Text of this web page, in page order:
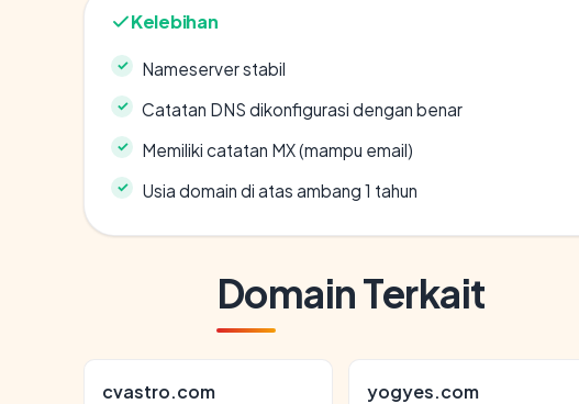
Kelebihan
Nameserver stabil
Catatan DNS dikonfigurasi dengan benar
Memiliki catatan MX (mampu email)
Usia domain di atas ambang 1 tahun
Domain Terkait
cvastro.com yogyes.com